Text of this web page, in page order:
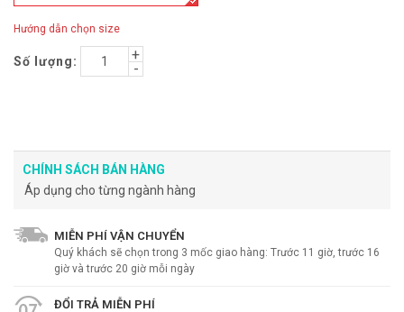
Hướng dẫn chọn size
Số lượng:
CHÍNH SÁCH BÁN HÀNG
Áp dụng cho từng ngành hàng
MIỄN PHÍ VẬN CHUYỂN
Quý khách sẽ chọn trong 3 mốc giao hàng: Trước 11 giờ, trước 16
giờ và trước 20 giờ mỗi ngày
ĐỔI TRẢ MIỄN PHÍ